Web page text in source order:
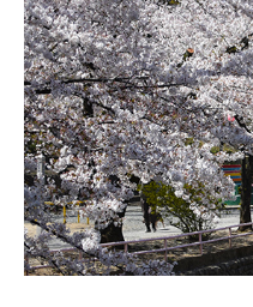
長
の
部
屋